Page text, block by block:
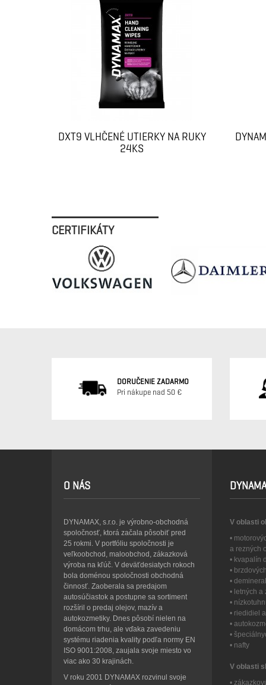
DXT9 VLHČENÉ UTIERKY NA RUKY
24KS
CERTIFIKÁTY
DORUČENIE ZADARMO
Pri nákupe nad 50 €
O NÁS
DYNAMAX, s.r.o. je výrobno-obchodná
spoločnosť, ktorá začala pôsobiť pred
25 rokmi. V portfóliu spoločnosti je
veľkoobchod, maloobchod, zákazková
výroba na kľúč. V deväťdesiatych rokoch
bola doménou spoločnosti obchodná
činnosť. Zaoberala sa predajom
autosúčiastok a postupne sa sortiment
rozšíril o predaj olejov, mazív a
autokozmetiky. Dnes pôsobí nielen na
domácom trhu, ale vďaka zavedeniu
systému riadenia kvality podľa normy EN
ISO 9001:2008, zaujala svoje miesto vo
viac ako 30 krajinách.
V roku 2001 DYNAMAX rozvinul svoje
V oblasti
•
a rezných
• kvapalín
•
•
• letných
•
• riedidiel
•
•
• nafty
V oblasti
•